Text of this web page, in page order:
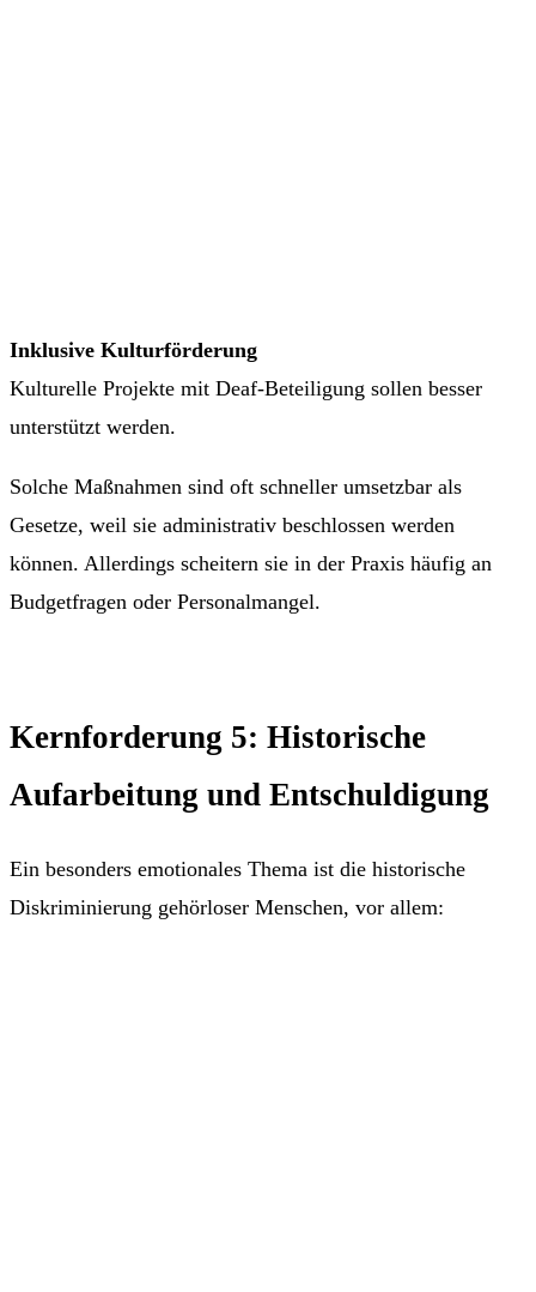
Inklusive Kulturförderung
Kulturelle Projekte mit Deaf-Beteiligung sollen besser
unterstützt werden.
Solche Maßnahmen sind oft schneller umsetzbar als
Gesetze, weil sie administrativ beschlossen werden
können. Allerdings scheitern sie in der Praxis häufig an
Budgetfragen oder Personalmangel.
Kernforderung 5: Historische
Aufarbeitung und Entschuldigung
Ein besonders emotionales Thema ist die historische
Diskriminierung gehörloser Menschen, vor allem: